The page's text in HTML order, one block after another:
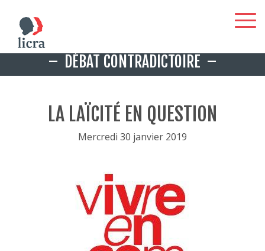
Aller
contenu
DÉBAT CONTRADICTOIRE
LA LAÏCITÉ EN QUESTION
Mercredi 30 janvier 2019